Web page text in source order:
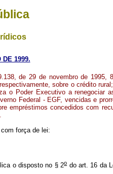
DE 1999.
de 29 de novembro de 1995,
sobre o crédito
o Poder Executivo a renegociar
Federal - EGF, vencidas e
empréstimos concedidos com
força de lei:
o disposto no § 2odo art. 16 da